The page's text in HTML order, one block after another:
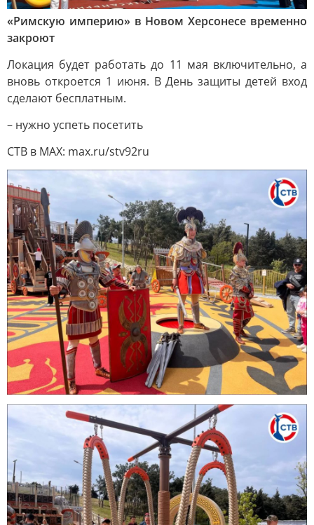
«Римскую империю» в Новом Херсонесе временно
закроют
Локация будет работать до 11 мая включительно, а
вновь откроется 1 июня. В День защиты детей вход
сделают бесплатным.
– нужно успеть посетить
СТВ в MAX: max.ru/stv92ru